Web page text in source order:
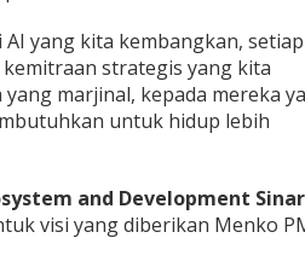
yang kita kembangkan, setiap
strategis yang kita
marjinal, kepada mereka
untuk hidup lebih
and Development Sinar
visi yang diberikan Menko
Warga
Di Daerah,
09:13 WIB